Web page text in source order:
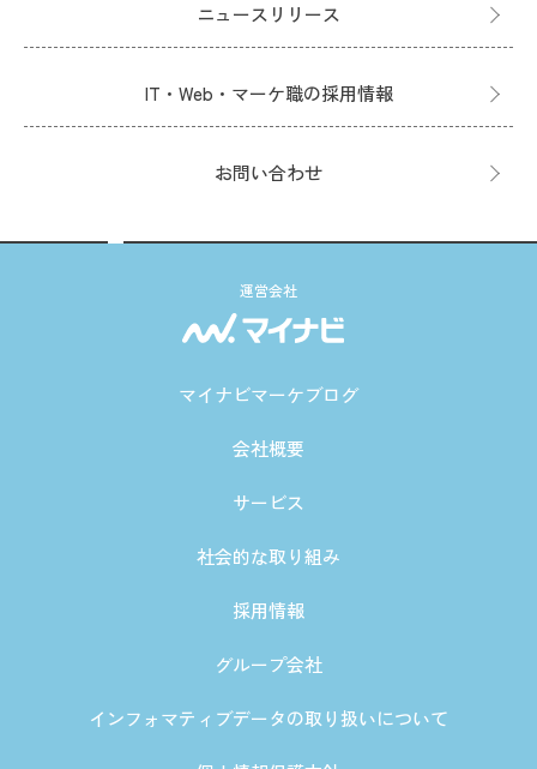
ニュースリリース
IT・Web・マーケ職の採用情報
お問い合わせ
運営会社
マイナビマーケブログ
会社概要
サービス
社会的な取り組み
採用情報
グループ会社
インフォマティブデータの取り扱いについて